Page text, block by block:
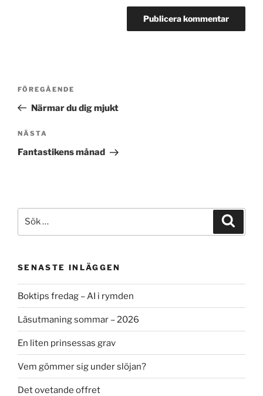
Inläggsnavigering
Föregående
inlägg
FÖREGÅENDE
Närmar du dig mjukt
Nästa
inlägg
NÄSTA
Fantastikens månad
efter:
SENASTE INLÄGGEN
Boktips fredag – AI i rymden
Läsutmaning sommar – 2026
En liten prinsessas grav
Vem gömmer sig under slöjan?
Det ovetande offret